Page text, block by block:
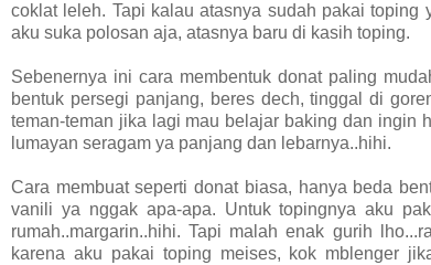
coklat leleh. Tapi kalau atasnya sudah pakai
aku suka polosan aja, atasnya baru di kasih toping.
Sebenernya ini cara membentuk donat paling
bentuk persegi panjang, beres dech, tinggal di
teman-teman jika lagi mau belajar baking dan ingin
lumayan seragam ya panjang dan lebarnya..hihi.
Cara membuat seperti donat biasa, hanya beda
vanili ya nggak apa-apa. Untuk topingnya aku
rumah..margarin..hihi. Tapi malah enak gurih
karena aku pakai toping meises, kok mblenger